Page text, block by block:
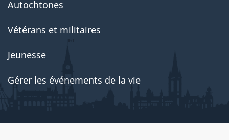
Autochtones
Vétérans et militaires
Jeunesse
Gérer les événements de la vie